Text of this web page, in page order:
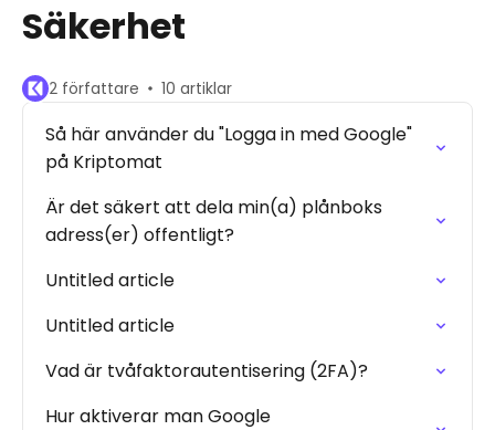
Säkerhet
2 författare 10 artiklar
Så här använder du "Logga in med Google"
på Kriptomat
Är det säkert att dela min(a) plånboks
adress(er) offentligt?
Untitled article
Untitled article
Vad är tvåfaktorautentisering (2FA)?
Hur aktiverar man Google